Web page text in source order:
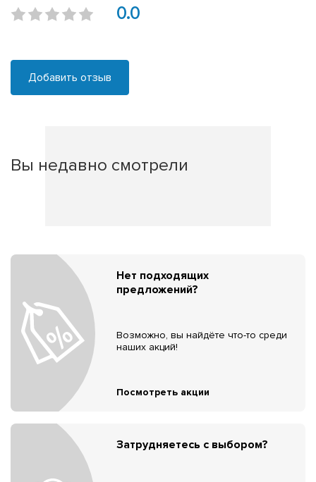
0.0
Добавить отзыв
Вы недавно смотрели
Нет подходящих
предложений?
Возможно, вы найдёте что-то среди
наших акций!
Посмотреть акции
Затрудняетесь с выбором?